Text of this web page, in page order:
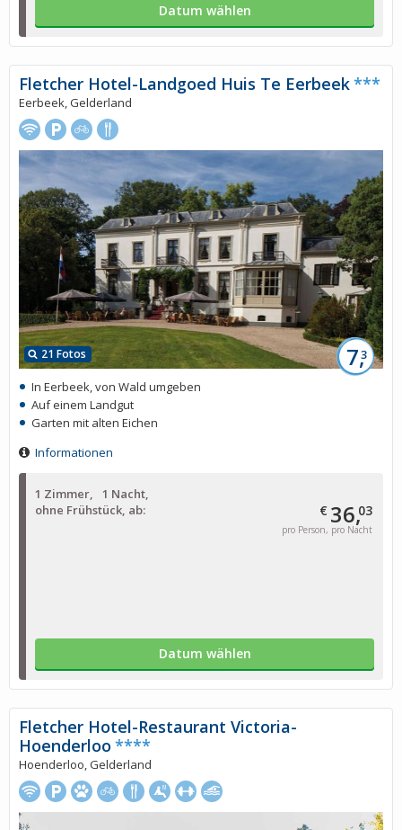
Datum wählen
1 Zimmer
1 Nacht
ohne Frühstück, ab:
€ 36,03
pro Person, pro Nacht
Datum wählen
21 Fotos 7,3
Fletcher Hotel-Landgoed Huis Te Eerbeek***
Eerbeek, Gelderland
In Eerbeek, von Wald umgeben
Auf einem Landgut
Garten mit alten Eichen
Informationen
Fletcher Hotel-Restaurant Victoria-
Hoenderloo ****
Hoenderloo, Gelderland